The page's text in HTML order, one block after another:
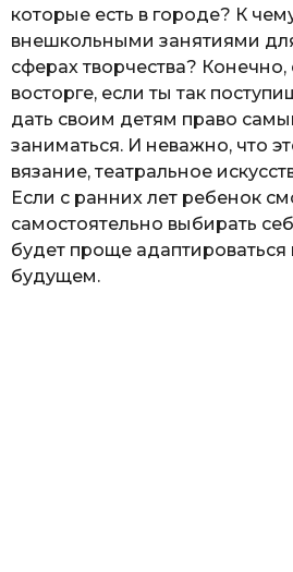
которые есть в городе? К
внешкольными занятиями
сферах творчества? Конечно,
восторге, если ты так
дать своим детям право
заниматься. И неважно, что
вязание, театральное
Если с ранних лет ребенок
самостоятельно выбирать
будет проще адаптироваться
будущем.